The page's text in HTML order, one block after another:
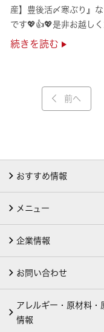
産】豊後活〆寒ぶり』
です💖👍💖是非お越し
続きを読む
前へ
おすすめ情報
メニュー
企業情報
お問い合わせ
アレルギー・原材料・
情報